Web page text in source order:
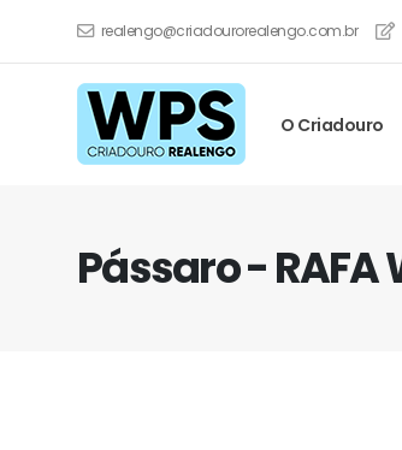
realengo@criadourorealengo.com.br
O Criadouro
Pássaro - RAFA